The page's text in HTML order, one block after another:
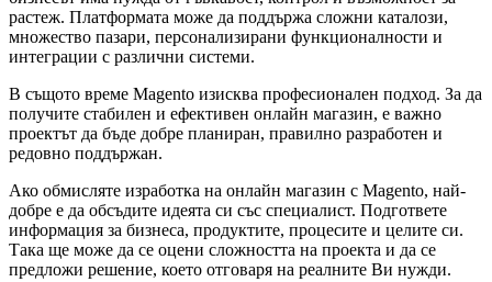
растеж. Платформата може да поддържа сложни каталози,
множество пазари, персонализирани функционалности и
интеграции с различни системи.
В същото време Magento изисква професионален подход. За да
получите стабилен и ефективен онлайн магазин, е важно
проектът да бъде добре планиран, правилно разработен и
редовно поддържан.
Ако обмисляте изработка на онлайн магазин с Magento, най-
добре е да обсъдите идеята си със специалист. Подгответе
информация за бизнеса, продуктите, процесите и целите си.
Така ще може да се оцени сложността на проекта и да се
предложи решение, което отговаря на реалните Ви нужди.